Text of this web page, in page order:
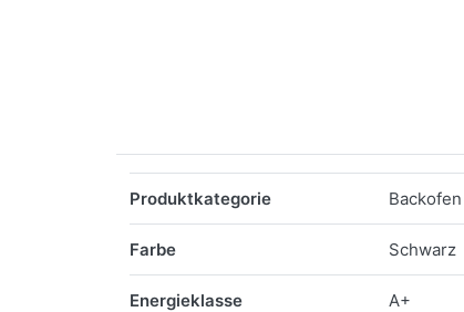
Produktkategorie Backofen
Farbe Schwarz
Energieklasse A+